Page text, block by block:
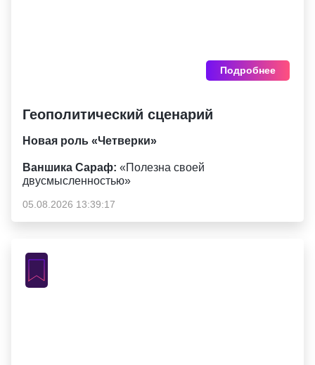
Подробнее
Геополитический сценарий
Новая роль «Четверки»
Ваншика Сараф: «Полезна своей
двусмысленностью»
05.08.2026 13:39:17